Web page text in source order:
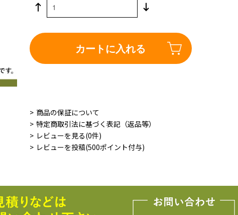
カートに入れる
商品の保証について
特定商取引法に基づく表記（返品等）
レビューを見る(0件)
レビューを投稿(500ポイント付与)